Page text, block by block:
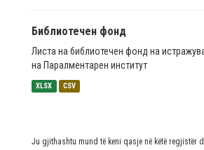
Библиотечен фонд
Листа на библиотечен фонд на
на Паралментарен институт
XLSX CSV
Ju gjithashtu mund të keni qasje në këtë regjistër